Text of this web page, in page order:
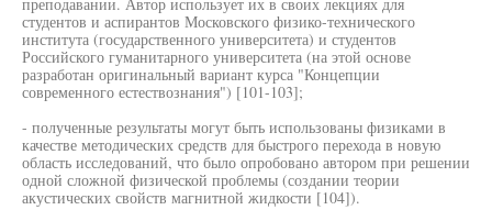
студентов и аспирантов Московского физико-технического
института (государственного университета) и студентов
Российского гуманитарного университета (на этой основе
разработан оригинальный вариант курса "Концепции
современного естествознания") [101-103];
- полученные результаты могут быть использованы физиками в
качестве методических средств для быстрого перехода в новую
область исследований, что было опробовано автором при решении
одной сложной физической проблемы (создании теории
акустических свойств магнитной жидкости [104]).